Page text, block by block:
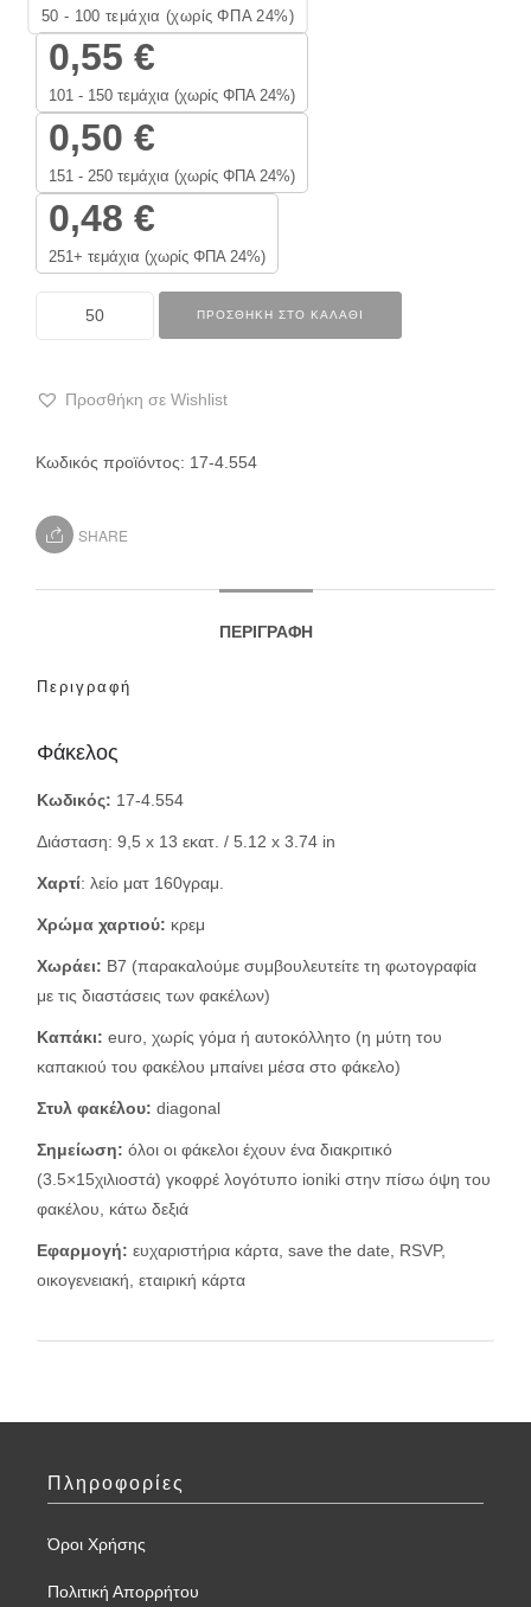
50 - 100 τεμάχια (χωρίς ΦΠΑ 24%)
0,55 €
101 - 150 τεμάχια (χωρίς ΦΠΑ 24%)
0,50 €
151 - 250 τεμάχια (χωρίς ΦΠΑ 24%)
0,48 €
251+ τεμάχια (χωρίς ΦΠΑ 24%)
ΠΡΟΣΘΉΚΗ ΣΤΟ ΚΑΛΆΘΙ
Προσθήκη σε Wishlist
Κωδικός προϊόντος: 17-4.554
SHARE
ΠΕΡΙΓΡΑΦΉ
Περιγραφή
Φάκελος
Κωδικός: 17-4.554
Διάσταση: 9,5 x 13 εκατ. / 5.12 x 3.74 in
Χαρτί: λείο ματ 160γραμ.
Χρώμα χαρτιού: κρεμ
Χωράει: B7 (παρακαλούμε συμβουλευτείτε τη φωτογραφία
με τις διαστάσεις των φακέλων)
Καπάκι: euro, χωρίς γόμα ή αυτοκόλλητο (η μύτη του
καπακιού του φακέλου μπαίνει μέσα στο φάκελο)
Στυλ φακέλου: diagonal
Σημείωση: όλοι οι φάκελοι έχουν ένα διακριτικό
(3.5×15χιλιοστά) γκοφρέ λογότυπο ioniki στην πίσω όψη του
φακέλου, κάτω δεξιά
Εφαρμογή: ευχαριστήρια κάρτα, save the date, RSVP,
οικογενειακή, εταιρική κάρτα
Πληροφορίες
Όροι Χρήσης
Πολιτική Απορρήτου